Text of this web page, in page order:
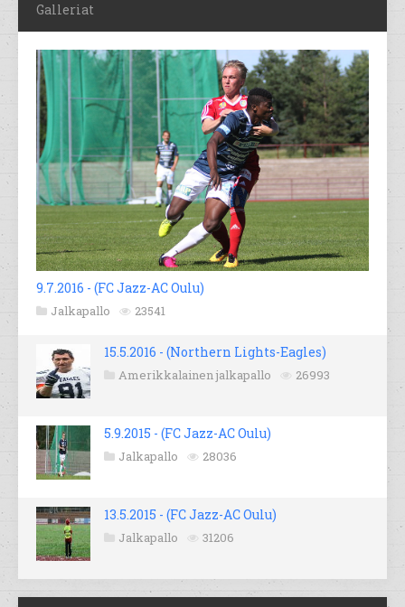
Galleriat
9.7.2016 - (FC Jazz-AC Oulu)
Jalkapallo 23541
15.5.2016 - (Northern Lights-Eagles)
Amerikkalainen jalkapallo 26993
5.9.2015 - (FC Jazz-AC Oulu)
Jalkapallo 28036
13.5.2015 - (FC Jazz-AC Oulu)
Jalkapallo 31206